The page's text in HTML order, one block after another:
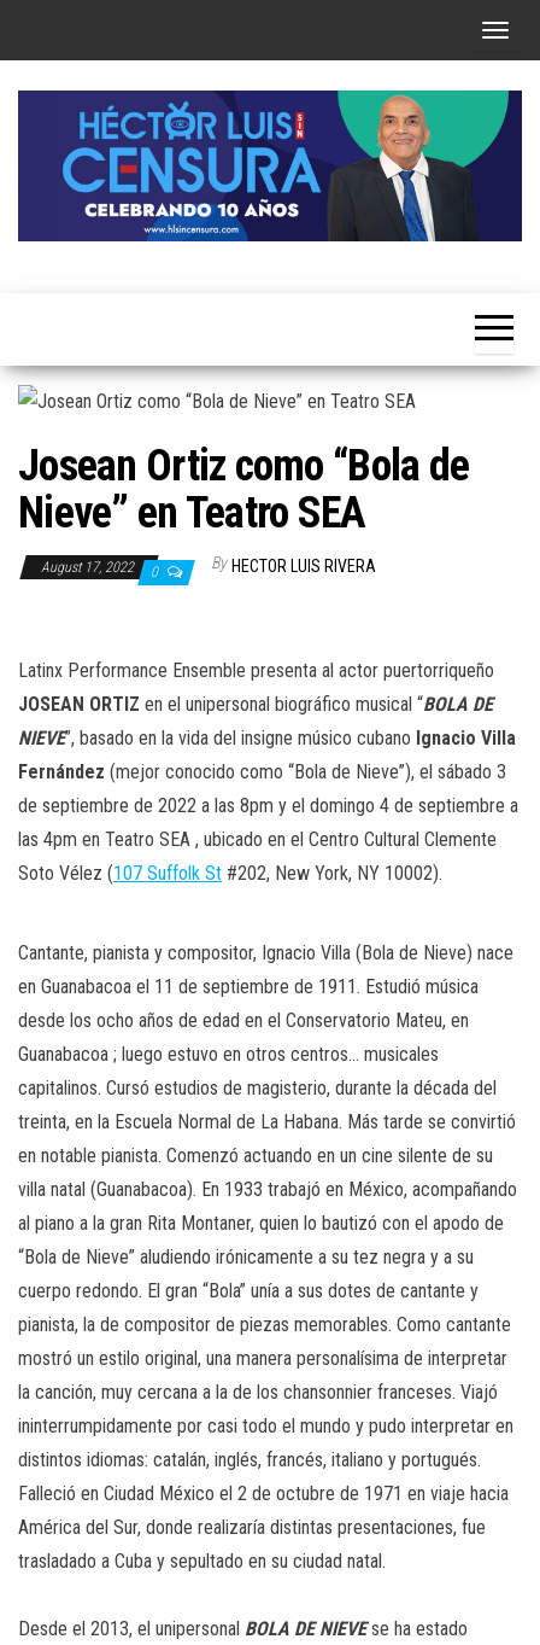
T
g
n
i
g
Josean Ortiz como “Bola de
Nieve” en Teatro SEA
August 17, 2022 0 By HECTOR LUIS RIVERA
Latinx Performance Ensemble presenta al actor puertorriqueño
JOSEAN ORTIZ en el unipersonal biográfico musical “BOLA DE
NIEVE”, basado en la vida del insigne músico cubano Ignacio Villa
Fernández (mejor conocido como “Bola de Nieve”), el sábado 3
de septiembre de 2022 a las 8pm y el domingo 4 de septiembre a
las 4pm en Teatro SEA , ubicado en el Centro Cultural Clemente
Soto Vélez (107 Suffolk St #202, New York, NY 10002).
Cantante, pianista y compositor, Ignacio Villa (Bola de Nieve) nace
en Guanabacoa el 11 de septiembre de 1911. Estudió música
desde los ocho años de edad en el Conservatorio Mateu, en
Guanabacoa ; luego estuvo en otros centros… musicales
capitalinos. Cursó estudios de magisterio, durante la década del
treinta, en la Escuela Normal de La Habana. Más tarde se convirtió
en notable pianista. Comenzó actuando en un cine silente de su
villa natal (Guanabacoa). En 1933 trabajó en México, acompañando
al piano a la gran Rita Montaner, quien lo bautizó con el apodo de
“Bola de Nieve” aludiendo irónicamente a su tez negra y a su
cuerpo redondo. El gran “Bola” unía a sus dotes de cantante y
pianista, la de compositor de piezas memorables. Como cantante
mostró un estilo original, una manera personalísima de interpretar
la canción, muy cercana a la de los chansonnier franceses. Viajó
ininterrumpidamente por casi todo el mundo y pudo interpretar en
distintos idiomas: catalán, inglés, francés, italiano y portugués.
Falleció en Ciudad México el 2 de octubre de 1971 en viaje hacia
América del Sur, donde realizaría distintas presentaciones, fue
trasladado a Cuba y sepultado en su ciudad natal.
Desde el 2013, el unipersonal BOLA DE NIEVEse ha estado